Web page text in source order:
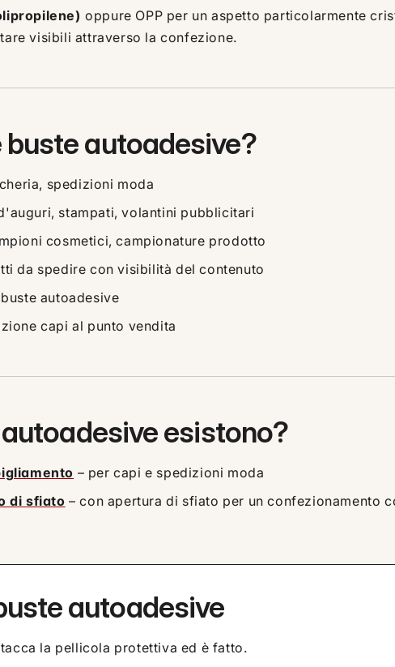
oppure OPP per un aspetto particolarmente
visibili attraverso la confezione.
autoadesive?
spedizioni moda
stampati, volantini pubblicitari
cosmetici, campionature prodotto
da spedire con visibilità del contenuto
autoadesive
capi al punto vendita
esistono?
– per capi e spedizioni moda
di sfiato – con apertura di sfiato per un confezionamento
autoadesive
la pellicola protettiva ed è fatto.